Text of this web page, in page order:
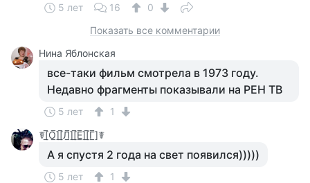
5 лет 16
0
Показать все комментарии
Нина Яблонская
все-таки фильм смотрела в 1973 году.
Недавно фрагменты показывали на РЕН ТВ
5 лет
1
☤[̲̅О̲̅][̲̅Л̲̅][̲̅Е̲̅][̲̅Г̲̅]☤
А я спустя 2 года на свет появился)))))
5 лет
1